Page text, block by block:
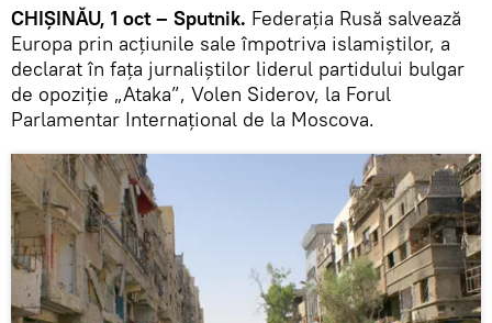
CHIŞINĂU, 1 oct – Sputnik. Federația Rusă salvează
Europa prin acțiunile sale împotriva islamiștilor, a
declarat în faţa jurnaliştilor liderul partidului bulgar
de opoziție „Ataka”, Volen Siderov, la Forul
Parlamentar Internațional de la Moscova.